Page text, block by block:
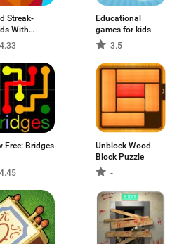
Streak-
With
4.33
Educational
games for kids
3.5
Free: Bridges
4.45
Unblock Wood
Block Puzzle
-